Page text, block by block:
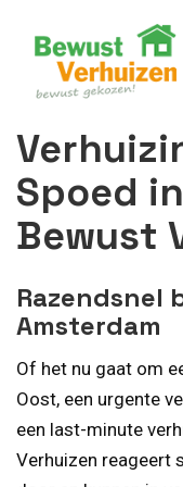
content
Spoed
Bewust
Razendsnel
Amsterdam
Of het nu gaat om
Oost, een urgente
een last-minute
Verhuizen reageert